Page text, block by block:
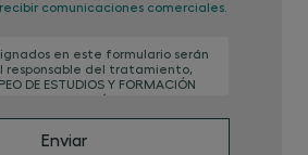
comunicaciones comerciales.
en este formulario serán
responsable del tratamiento,
DE ESTUDIOS Y FORMACIÓN
GARRIGUES, S.L. (en adelante,
tus datos, así como la
Enviar